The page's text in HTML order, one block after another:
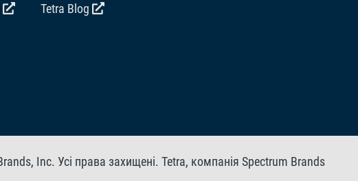
Tetra Blog
Inc. Усі права захищені. Tetra, компанія Spectrum Brands